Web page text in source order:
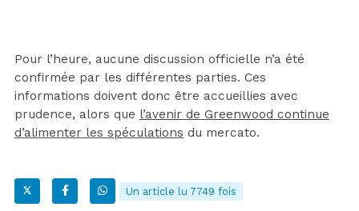
Pour l’heure, aucune discussion officielle n’a été
confirmée par les différentes parties. Ces
informations doivent donc être accueillies avec
prudence, alors que l’avenir de Greenwood continue
d’alimenter les spéculations du mercato.
Un article lu 7749 fois